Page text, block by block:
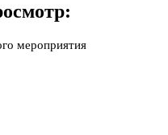
мероприятия